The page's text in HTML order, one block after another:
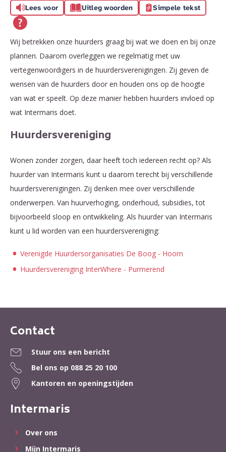
Lees voor Uitleg woorden Simpele tekst
Wij betrekken onze huurders graag bij wat we doen en bij onze
plannen. Daarom overleggen we regelmatig met uw
vertegenwoordigers in de huurdersverenigingen. Zij geven de
wensen van de huurders door en houden ons op de hoogte
van wat er speelt. Op deze manier hebben huurders invloed op
wat Intermaris doet.
Huurdersvereniging
Wonen zonder zorgen, daar heeft toch iedereen recht op? Als
huurder van Intermaris kunt u daarom terecht bij verschillende
huurdersverenigingen. Zij denken mee over verschillende
onderwerpen. Van huurverhoging, onderhoud, subsidies, tot
bijvoorbeeld sloop en ontwikkeling. Als huurder van Intermaris
kunt u lid worden van een huurdersvereniging:
Verenigde Huurdersorganisaties De Boog - Hoorn
Huurdersvereniging InterWhere - Purmerend
Contactinformatie
Contact
Stuur ons een bericht
Bel ons op 088 25 20 100
Kantoren en openingstijden
Intermaris
Over ons
Mijn Intermaris